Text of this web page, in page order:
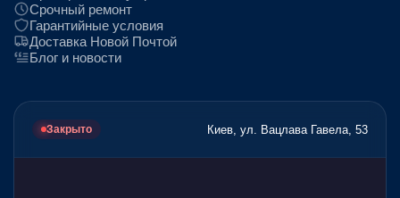
Срочный ремонт
Гарантийные условия
Доставка Новой Почтой
Блог и новости
Закрыто Киев, ул. Вацлава Гавела, 53